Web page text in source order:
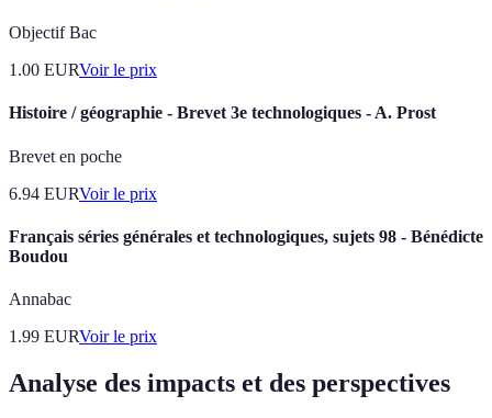
Objectif Bac
1.00 EURVoir le prix
Histoire / géographie - Brevet 3e technologiques - A. Prost
Brevet en poche
6.94 EURVoir le prix
Français séries générales et technologiques, sujets 98 - Bénédicte
Boudou
Annabac
1.99 EURVoir le prix
Analyse des impacts et des perspectives